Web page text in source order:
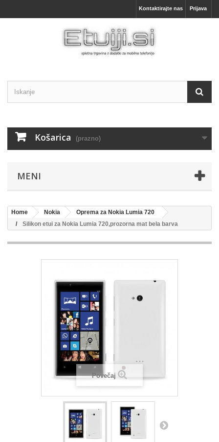
Prijava
Kontaktirajte nas
Košarica (prazno)
MENI
Home Nokia
Oprema za Nokia Lumia 720
Silikon etui za Nokia Lumia 720,prozorna mat bela barva
Povečaj